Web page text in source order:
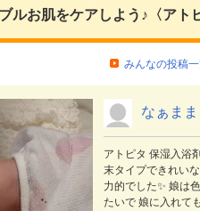
ルお肌をケアしよう♪〈ア
みんなの投稿
なぁまま
アトピタ 保湿入浴
末タイプできれい
力的でした✨️ 娘は
たいで 娘に入れて